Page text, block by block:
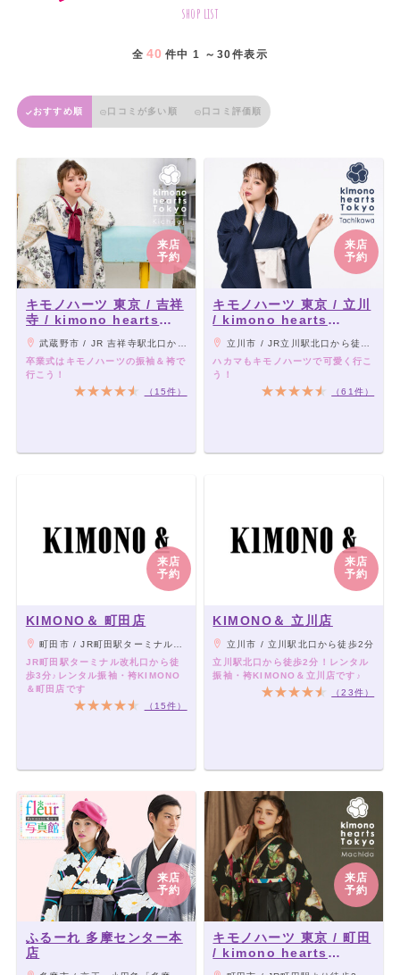
shop list
全 40 件中 1 ～30件表示
おすすめ順 口コミが多い順 口コミ評価順
来店
予約
キモノハーツ 東京 / 吉祥
寺 / kimono hearts
Tokyo-kichijoji-
武蔵野市 / JR 吉祥寺駅北口から徒歩3分
卒業式はキモノハーツの振袖＆袴で
行こう！
（15件）
来店
予約
キモノハーツ 東京 / 立川
/ kimono hearts
Tokyo-tachikawa-
立川市 / JR立川駅北口から徒歩3分
ハカマもキモノハーツで可愛く行こ
う！
（61件）
来店
予約
KIMONO＆ 町田店
町田市 / JR町田駅ターミナル改札口から徒歩3分
JR町田駅ターミナル改札口から徒
歩3分♪レンタル振袖・袴KIMONO
＆町田店です
（15件）
来店
予約
KIMONO＆ 立川店
立川市 / 立川駅北口から徒歩2分
立川駅北口から徒歩2分！レンタル
振袖・袴KIMONO＆立川店です♪
（23件）
来店
予約
ふるーれ 多摩センター本
店
来店
予約
キモノハーツ 東京 / 町田
/ kimono hearts
Tokyo-machida-